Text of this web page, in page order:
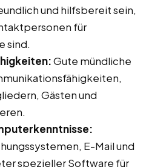
und hilfsbereit sein,
für
sind.
Gute mündliche
Gästen und
E-Mail und
spezieller Software für